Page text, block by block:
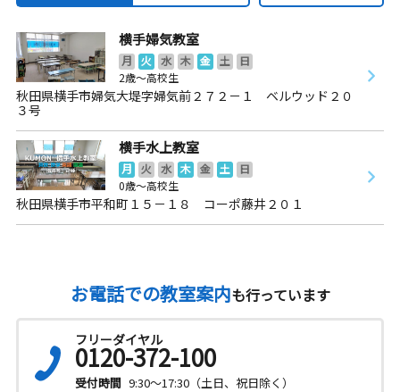
横手婦気教室
月 火 水 木 金 土
日
2歳～高校生
秋田県横手市婦気大堤字婦気前２７２－１ ベルウッド２０
３号
横手水上教室
月 火 水 木 金 土
日
0歳～高校生
秋田県横手市平和町１５－１８ コーポ藤井２０１
お電話での教室案内も行っています
フリーダイヤル
0120-372-100
受付時間 9:30～17:30（土日、祝日除く）